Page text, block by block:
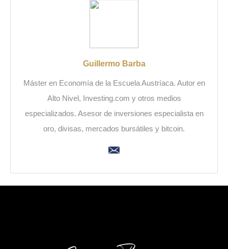
Guillermo Barba
Máster en Economía de la Escuela Austríaca. Autor en
Alto Nivel, Investing.com y otros medios
especializados. Asesor de inversiones especialista en
oro, divisas, mercados bursátiles y bitcoin.